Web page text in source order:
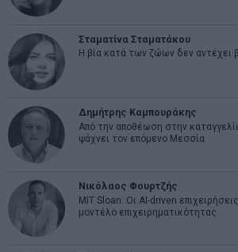
Σταματίνα Σταματάκου
Η βία κατά των ζώων δεν αντέχει
Δημήτρης Καμπουράκης
Από την αποθέωση στην
ψάχνει τον επόμενο Μεσσία
Νικόλαος Φουρτζής
MIT Sloan: Οι AI-driven
μοντέλο επιχειρηματικότητας